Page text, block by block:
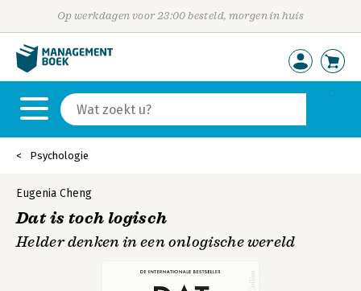
Op werkdagen voor 23:00 besteld, morgen in huis
Psychologie
Eugenia Cheng
Dat is toch logisch
Helder denken in een onlogische wereld